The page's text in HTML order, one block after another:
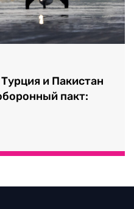
и Пакистан
пакт: